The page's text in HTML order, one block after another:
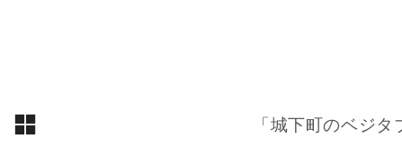
「城下町のベジタ